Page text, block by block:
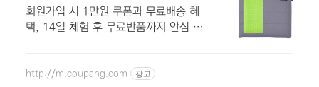
판매량 135만 돌파!
회원가입 시 1만원 쿠폰과 무료배송 혜
택, 14일 체험 후 무료반품까지 안심 보
http://m.coupang.com 광고